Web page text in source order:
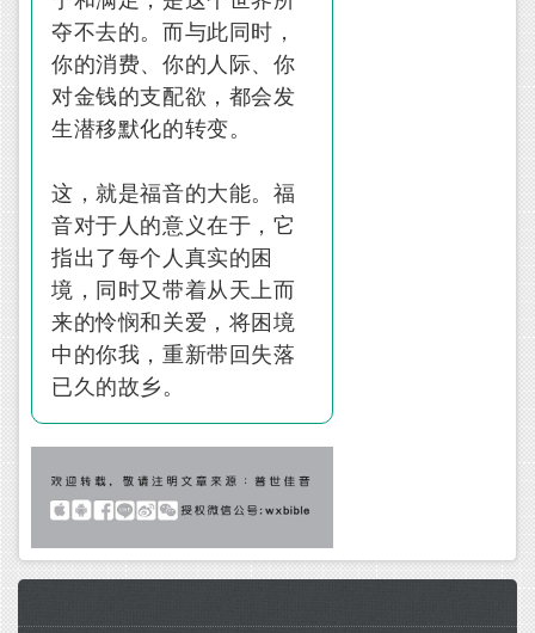
夺不去的。而与此同时，
你的消费、你的人际、你
对金钱的支配欲，都会发
生潜移默化的转变。
这，就是福音的大能。福
音对于人的意义在于，它
指出了每个人真实的困
境，同时又带着从天上而
来的怜悯和关爱，将困境
中的你我，重新带回失落
已久的故乡。